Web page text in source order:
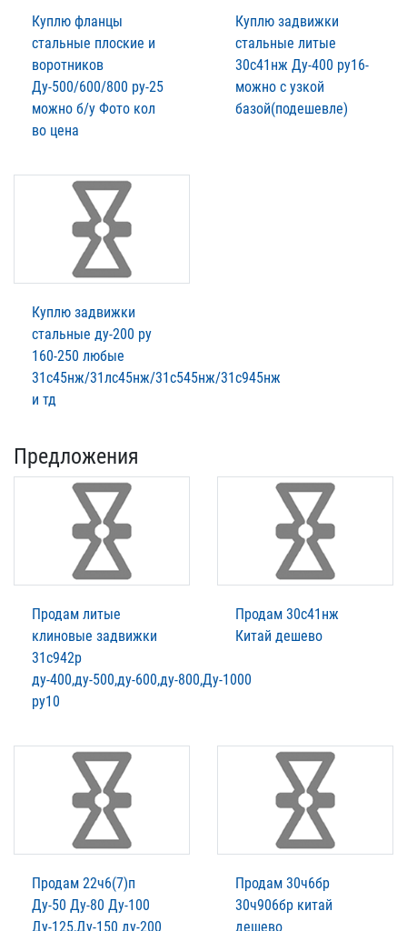
Куплю фланцы
стальные плоские и
воротников
Ду-500/600/800 ру-25
можно б/у Фото кол
во цена
Куплю задвижки
стальные литые
30с41нж Ду-400 ру16-
можно с узкой
базой(подешевле)
Куплю задвижки
стальные ду-200 ру
160-250 любые
31с45нж/31лс45нж/31с545нж/31с945нж
и тд
Предложения
Продам литые
клиновые задвижки
31с942р
ду-400,ду-500,ду-600,ду-800,Ду-1000
ру10
Продам 30с41нж
Китай дешево
Продам 22ч6(7)п
Ду-50 Ду-80 Ду-100
Ду-125,Ду-150 ду-200
Продам 30ч6бр
30ч906бр китай
дешево